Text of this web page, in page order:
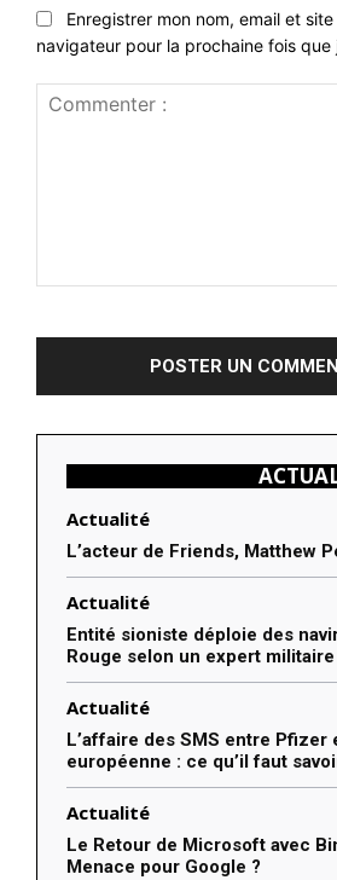
Enregistrer mon nom, email et
navigateur pour la prochaine fois que
Actualité
L’acteur de Friends, Matthew
Actualité
Entité sioniste déploie des
Rouge selon un expert militaire
Actualité
L’affaire des SMS entre Pfizer
européenne : ce qu’il faut
Actualité
Le Retour de Microsoft avec
Menace pour Google ?